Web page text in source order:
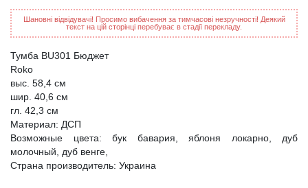
Шановні відвідувачі! Просимо вибачення за тимчасові незручності! Деякий
текст на цій сторінці перебуває в стадії перекладу.
Тумба BU301 Бюджет
Roko
выс. 58,4 см
шир. 40,6 см
гл. 42,3 см
Материал: ДСП
Возможные цвета: бук бавария, яблоня локарно, дуб
молочный, дуб венге,
Страна производитель: Украина